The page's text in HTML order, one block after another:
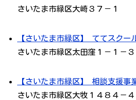
さいたま市緑区大崎３７－１
【さいたま市緑区】 ててスク
さいたま市緑区太田窪１－１－３
【さいたま市緑区】 相談支援事
さいたま市緑区大牧１４８４－４